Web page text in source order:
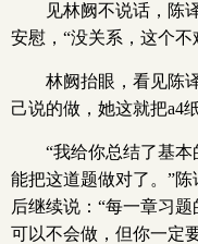
见林阙不说话，陈
安慰，“没关系，这个
林阙抬眼，看见陈
己说的做，她这就把a4
“我给你总结了基
能把这道题做对了。”
后继续说：“每一章习
可以不会做，但你一定